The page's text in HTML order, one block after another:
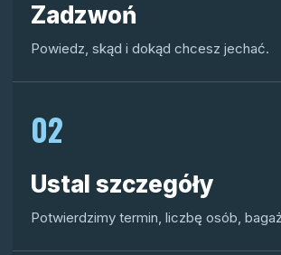
Zadzwoń
Powiedz, skąd i dokąd chcesz jechać.
02
Ustal szczegóły
Potwierdzimy termin, liczbę osób,